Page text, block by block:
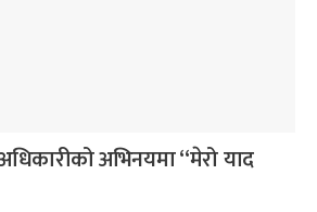
अभिनयमा “मेरो याद